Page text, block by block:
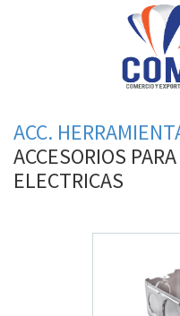
ACC.
ACCESORIOS PARA
ELECTRICAS